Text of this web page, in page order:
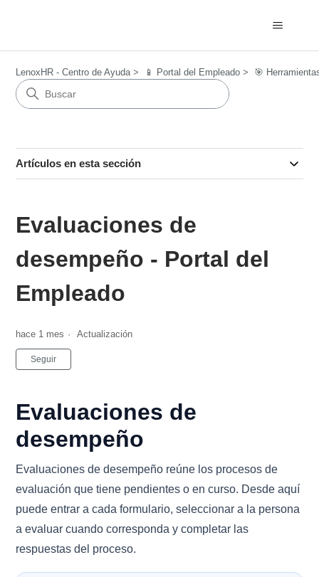
LenoxHR - Centro de Ayuda 📱 Portal del Empleado 🎯
Artículos en esta sección
Evaluaciones de
desempeño - Portal del
Empleado
hace 1 mes Actualización
Seguir
Evaluaciones de
desempeño
Evaluaciones de desempeño reúne los procesos de
evaluación que tiene pendientes o en curso. Desde aquí
puede entrar a cada formulario, seleccionar a la persona
a evaluar cuando corresponda y completar las
respuestas del proceso.